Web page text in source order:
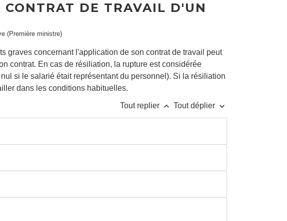
DE TRAVAIL D'UN
(Première ministre)
graves concernant l'application de son contrat de travail peut
contrat. En cas de résiliation, la rupture est considérée
si le salarié était représentant du personnel). Si la résiliation
dans les conditions habituelles.
Tout replier keyboard_arrow_up Tout déplier keyboard_arrow_down